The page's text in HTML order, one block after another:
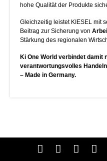
hohe Qualität der Produkte
Gleichzeitig leistet KIESEL mit
Beitrag zur Sicherung von
Stärkung des regionalen
Ki One World verbindet damit
verantwortungsvolles
– Made in Germany.